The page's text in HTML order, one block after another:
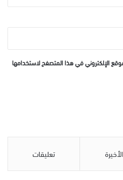
الإلكتروني في هذا المتصفح لاستخدامها
الأخيرة تعليقات